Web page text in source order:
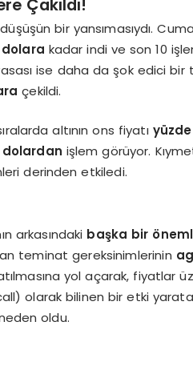
Çakıldı!
bir yansımasıydı.
dolara kadar indi ve son 10
ise daha da şok edici bir
çekildi.
altının ons fiyatı
dolardan işlem görüyor.
derinden etkiledi.
arkasındaki başka bir
teminat gereksinimlerinin
yol açarak, fiyatlar
olarak bilinen bir etki
oldu.